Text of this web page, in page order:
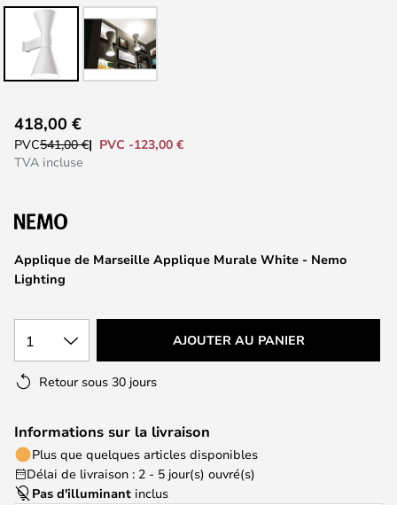
to
the
the
gallery
Applique de Marseille Applique Murale White - Nemo
Lighting
418,00 €
PVC541,00 €
PVC -123,00 €
TVA incluse
1 AJOUTER AU PANIER
Retour sous 30 jours
Informations sur la livraison
Plus que quelques articles disponibles
Délai de livraison : 2 - 5 jour(s) ouvré(s)
Pas d'illuminant inclus